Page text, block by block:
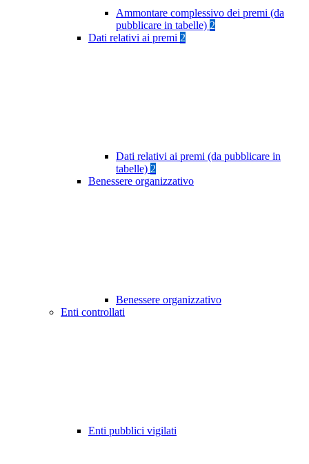
Ammontare complessivo dei premi (da
pubblicare in tabelle) 2
Dati relativi ai premi 2
Dati relativi ai premi (da pubblicare in
tabelle) 2
Benessere organizzativo
Benessere organizzativo
Enti controllati
Enti pubblici vigilati